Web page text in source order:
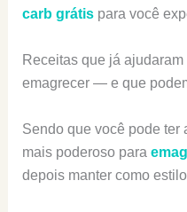
carb grátispara você
Receitas que já
emagrecer — e que
Sendo que você pode ter
mais poderoso para
depois manter como